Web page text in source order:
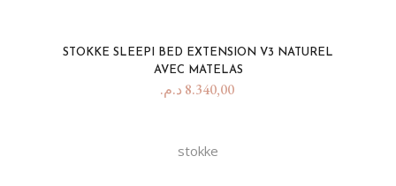
STOKKE SLEEPI BED EXTENSION V3 NATUREL
AVEC MATELAS
8.340,00 د.م.
stokke